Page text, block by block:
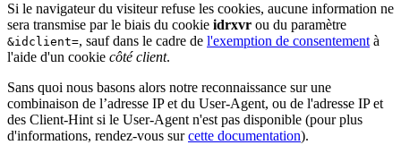
Si le navigateur du visiteur refuse les cookies, aucune information ne
sera transmise par le biais du cookie idrxvr ou du paramètre
&idclient=, sauf dans le cadre de l'exemption de consentement à
l'aide d'un cookie côté client.
Sans quoi nous basons alors notre reconnaissance sur une
combinaison de l’adresse IP et du User-Agent, ou de l'adresse IP et
des Client-Hint si le User-Agent n'est pas disponible (pour plus
d'informations, rendez-vous surcette documentation).